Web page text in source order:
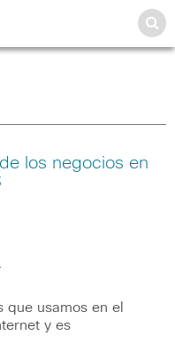
los negocios en
que usamos en el
y es